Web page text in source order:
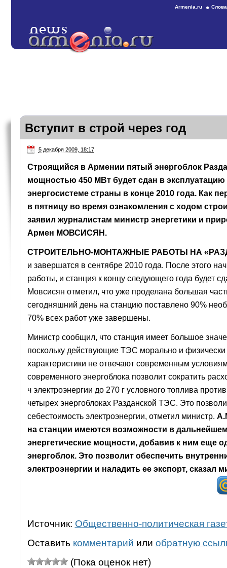
Armenia.ru
Вступит в строй через год
5 декабря 2009, 18:17
Строящийся в Армении пятый энергоблок
мощностью 450 МВт будет сдан в эксплуатацию
энергосистеме страны в конце 2010 года. Как
в пятницу во время ознакомления с ходом
заявил журналистам министр энергетики и
Армен МОВСИСЯН.
СТРОИТЕЛЬНО-МОНТАЖНЫЕ РАБОТЫ НА
и завершатся в сентябре 2010 года. После этого
работы, и станция к концу следующего года будет
Мовсисян отметил, что уже проделана большая
сегодняшний день на станцию поставлено 90%
70% всех работ уже завершены.
Министр сообщил, что станция имеет большое
поскольку действующие ТЭС морально и физически
характеристики не отвечают современным
современного энергоблока позволит сократить
ч электроэнергии до 270 г условного топлива
четырех энергоблоках Разданской ТЭС. Это
себестоимость электроэнергии, отметил министр.
на станции имеются возможности в
энергетические мощности, добавив к ним еще
энергоблок. Это позволит обеспечить
электроэнергии и наладить ее экспорт, сказал
Источник: Общественно-политическая
Оставить комментарий или обратную
(Пока оценок нет)